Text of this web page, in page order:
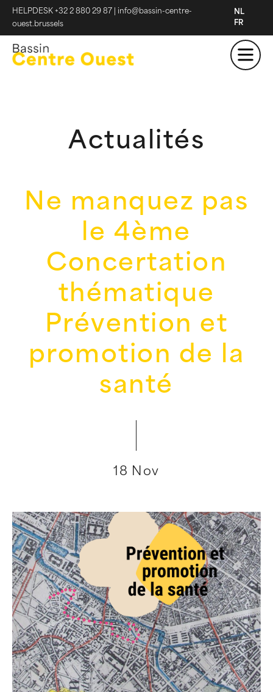
HELPDESK +32 2 880 29 87
info@bassin-centre-
ouest.brussels
NL
FR
Actualités
Ne manquez pas
le 4ème
Concertation
thématique
Prévention et
promotion de la
santé
18 Nov